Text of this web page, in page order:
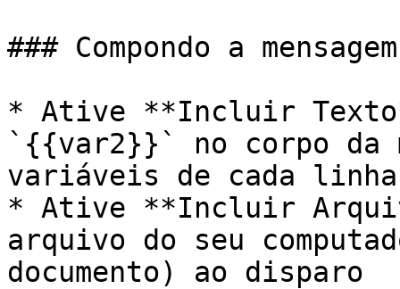
### Compondo a mensagem
* Ative **Incluir
`{{var2}}` no corpo da
variáveis de cada linha
* Ative **Incluir
arquivo do seu
documento) ao disparo